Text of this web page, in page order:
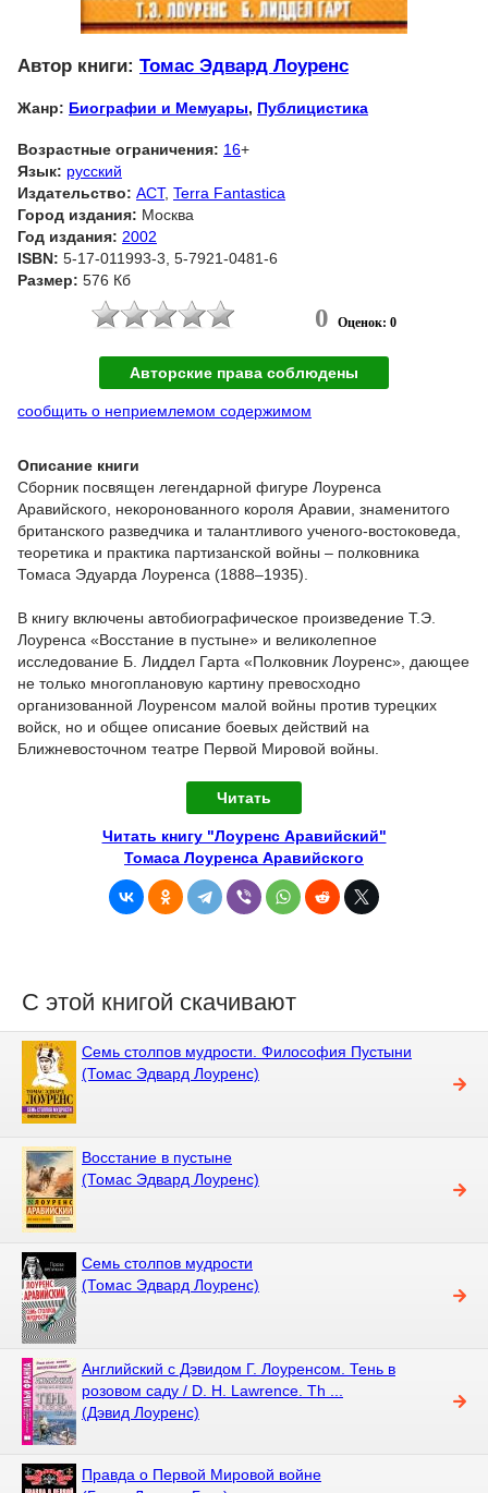
Автор книги: Томас Эдвард Лоуренс
Жанр: Биографии и Мемуары, Публицистика
Возрастные ограничения: 16+
Язык: русский
Издательство: АСТ, Terra Fantastica
Город издания: Москва
Год издания: 2002
ISBN: 5-17-011993-3, 5-7921-0481-6
Размер: 576 Кб
0 Оценок: 0
Авторские права соблюдены
сообщить о неприемлемом содержимом
Описание книги
Сборник посвящен легендарной фигуре Лоуренса
Аравийского, некоронованного короля Аравии, знаменитого
британского разведчика и талантливого ученого-востоковеда,
теоретика и практика партизанской войны – полковника
Томаса Эдуарда Лоуренса (1888–1935).
В книгу включены автобиографическое произведение Т.Э.
Лоуренса «Восстание в пустыне» и великолепное
исследование Б. Лиддел Гарта «Полковник Лоуренс», дающее
не только многоплановую картину превосходно
организованной Лоуренсом малой войны против турецких
войск, но и общее описание боевых действий на
Ближневосточном театре Первой Мировой войны.
Читать
Читать книгу "Лоуренс Аравийский"
Томаса Лоуренса Аравийского
С этой книгой скачивают
Семь столпов мудрости. Философия Пустыни
(Томас Эдвард Лоуренс)
Восстание в пустыне
(Томас Эдвард Лоуренс)
Семь столпов мудрости
(Томас Эдвард Лоуренс)
Английский с Дэвидом Г. Лоуренсом. Тень в
розовом саду / D. H. Lawrence. Th ...
(Дэвид Лоуренс)
Правда о Первой Мировой войне